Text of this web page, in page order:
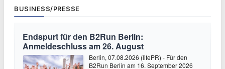
BUSINESS/PRESSE
Endspurt für den B2Run Berlin:
Anmeldeschluss am 26. August
Berlin, 07.08.2026 (lifePR) - Für den
B2Run Berlin am 16. September 2026